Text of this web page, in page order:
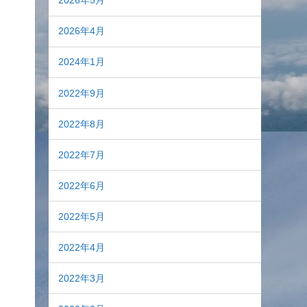
2026年4月
2024年1月
2022年9月
2022年8月
2022年7月
2022年6月
2022年5月
2022年4月
2022年3月